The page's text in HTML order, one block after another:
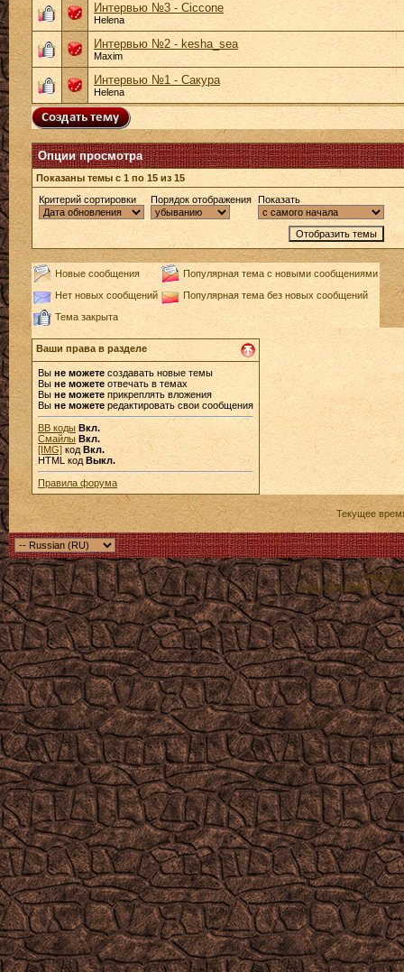
Интервью №3 - Ciccone
Helena
Интервью №2 - kesha_sea
Maxim
Интервью №1 - Сакура
Helena
Опции просмотра
Показаны темы с 1 по 15 из 15
Критерий сортировки
Порядок отображения Показать
Новые сообщения
Популярная тема с новыми сообщениями
Нет новых сообщений
Популярная тема без новых сообщений
Тема закрыта
Ваши права в разделе
Вы не можете создавать новые темы
Выне можете отвечать в темах
Выне можете прикреплять вложения
Вы не можетередактировать свои сообщения
BB коды Вкл.
Смайлы Вкл.
[IMG] код Вкл.
HTML код Выкл.
Правила форума
Текущее
Powered
Copyright ©2000 -